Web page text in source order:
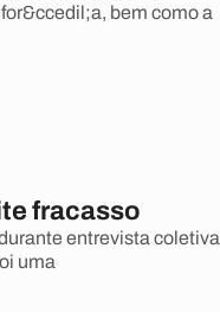
bem como a
fracasso
entrevista coletiva
uma